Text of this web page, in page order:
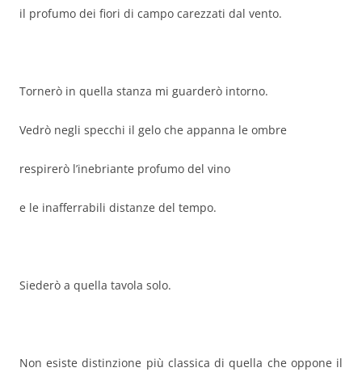
il profumo dei fiori di campo carezzati dal vento.
Tornerò in quella stanza mi guarderò intorno.
Vedrò negli specchi il gelo che appanna le ombre
respirerò l’inebriante profumo del vino
e le inafferrabili distanze del tempo.
Siederò a quella tavola solo.
Non esiste distinzione più classica di quella che oppone il